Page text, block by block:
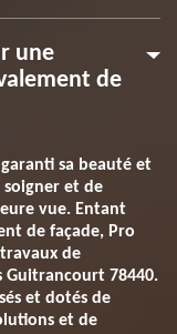
une
de
sa beauté et
soigner et de
vue. Entant
de façade, Pro
de
Guitrancourt 78440.
et dotés de
et de